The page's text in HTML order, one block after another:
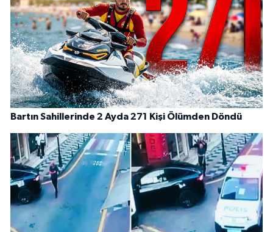
Bartın Sahillerinde 2 Ayda 271 Kişi Ölümden Döndü